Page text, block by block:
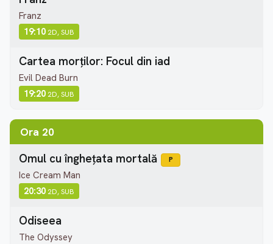
Franz
19:10 2D, SUB
Cartea morților: Focul din iad
Evil Dead Burn
19:20 2D, SUB
Ora 20
Omul cu înghețata mortală P
Ice Cream Man
20:30 2D, SUB
Odiseea
The Odyssey